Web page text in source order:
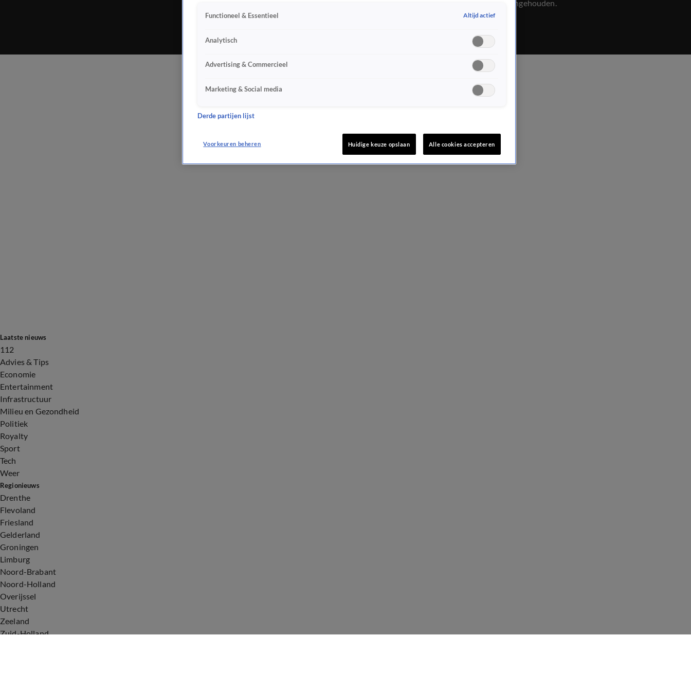
Litouwen aangehouden.
Laatste nieuws
112
Advies & Tips
Economie
Entertainment
Infrastructuur
Milieu en Gezondheid
Politiek
Royalty
Sport
Tech
Weer
Regionieuws
Drenthe
Flevoland
Friesland
Gelderland
Groningen
Limburg
Noord-Brabant
Noord-Holland
Overijssel
Utrecht
Zeeland
Zuid-Holland
Functioneel & Essentieel Altijd actief
Analytisch
Advertising & Commercieel
Marketing & Social media
Derde partijen lijst
Voorkeuren beheren Huidige keuze opslaan Alle cookies accepteren